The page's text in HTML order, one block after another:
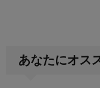
あなたにオス